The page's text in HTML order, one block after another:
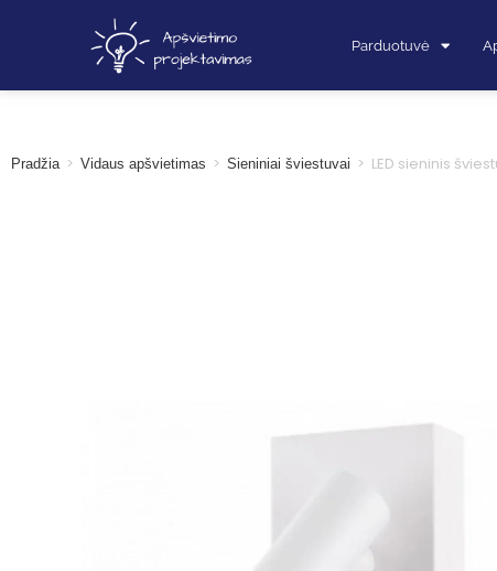
Parduotuvė
Pradžia > Vidaus apšvietimas > Sieniniai šviestuvai > LED sieninis